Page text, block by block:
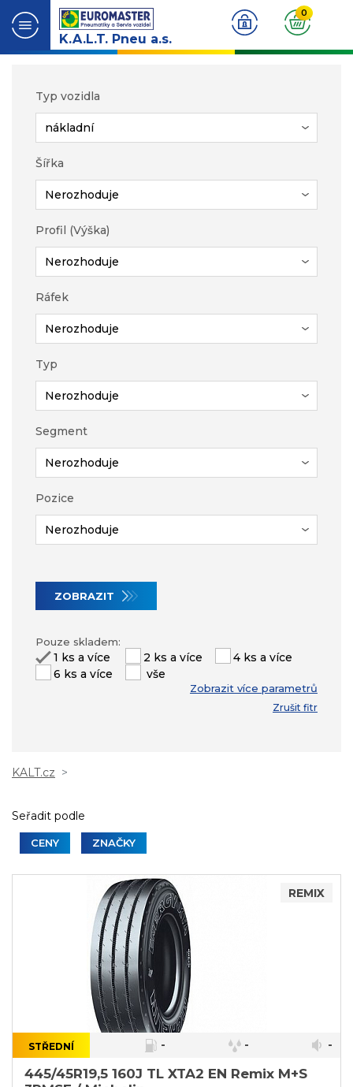
K.A.L.T. Pneu a.s.
0
Typ vozidla
Šířka
Profil (Výška)
Ráfek
Typ
Segment
Pozice
ZOBRAZIT
Pouze skladem:
1 ks a více 2 ks a více
4 ks a více
6 ks a více
vše
Zrušit fitr
KALT.cz
Seřadit podle
CENY ZNAČKY
REMIX
STŘEDNÍ - - -
445/45R19,5 160J TL XTA2 EN Remix M+S